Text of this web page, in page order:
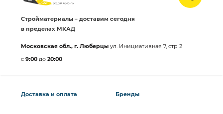
Стройматериалы – доставим сегодня
в пределах МКАД
Московская обл., г. Люберцы ул. Инициативная 7, стр 2
с 9:00 до 20:00
Доставка и оплата Бренды